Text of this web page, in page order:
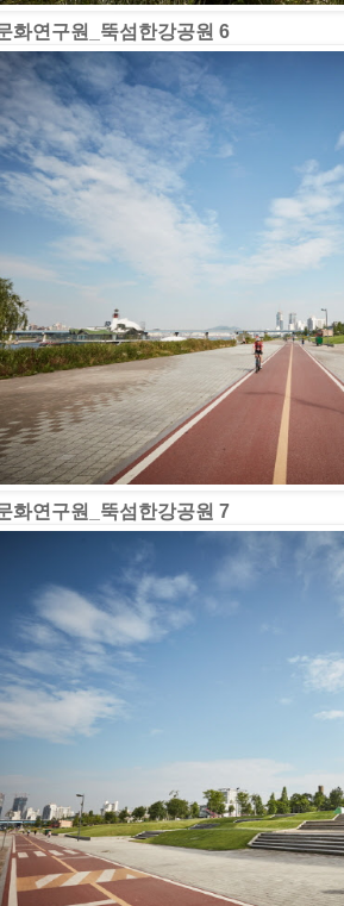
화연구원_뚝섬한강공원 6
화연구원_뚝섬한강공원 7